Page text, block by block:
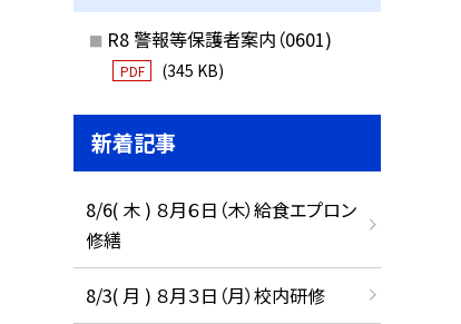
R8 警報等保護者案内（0601)
PDF (345 KB)
新着記事
8/6( 木 ) ８月６日（木）給食エプロン
修繕
8/3( 月 ) ８月３日（月）校内研修